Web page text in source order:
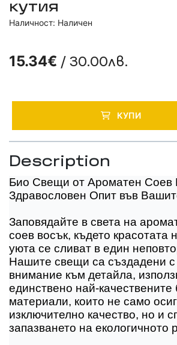
кутия
Наличност: Наличен
15.34€ / 30.00лв.
КУПИ
Description
Био Свещи от Ароматен Соев
Здравословен Опит във
Заповядайте в света на
соев восък, където красотата
уюта се сливат в един
Нашите свещи са създадени
внимание към детайла,
единствено най-качествените
материали, които не само
изключително качество, но и
запазването на екологичното